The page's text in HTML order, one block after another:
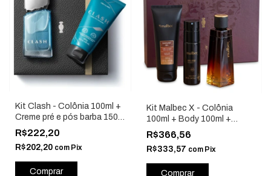
Kit Clash - Colônia 100ml +
Creme pré e pós barba 150g
Pais25 - O Boticário 85574
R$222,20
R$202,20 com Pix
Kit Malbec X - Colônia
100ml + Body 100ml +
Shower Gel 200g - O
Boticário 89958
R$366,56
R$333,57 com Pix